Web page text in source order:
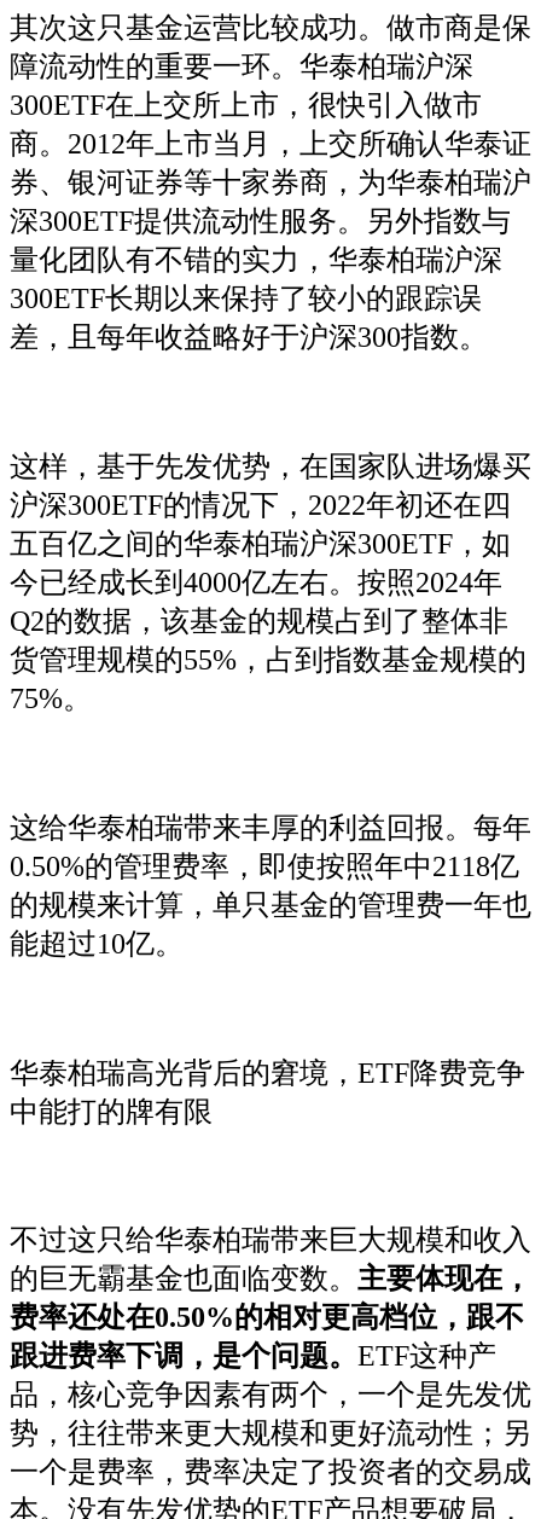
其次这只基金运营比较成功。做市商是保
障流动性的重要一环。华泰柏瑞沪深
300ETF在上交所上市，很快引入做市
商。2012年上市当月，上交所确认华泰证
券、银河证券等十家券商，为华泰柏瑞沪
深300ETF提供流动性服务。另外指数与
量化团队有不错的实力，华泰柏瑞沪深
300ETF长期以来保持了较小的跟踪误
差，且每年收益略好于沪深300指数。
这样，基于先发优势，在国家队进场爆买
沪深300ETF的情况下，2022年初还在四
五百亿之间的华泰柏瑞沪深300ETF，如
今已经成长到4000亿左右。按照2024年
Q2的数据，该基金的规模占到了整体非
货管理规模的55%，占到指数基金规模的
75%。
这给华泰柏瑞带来丰厚的利益回报。每年
0.50%的管理费率，即使按照年中2118亿
的规模来计算，单只基金的管理费一年也
能超过10亿。
华泰柏瑞高光背后的窘境，ETF降费竞争
中能打的牌有限
不过这只给华泰柏瑞带来巨大规模和收入
的巨无霸基金也面临变数。 主要体现在，
费率还处在0.50%的相对更高档位，跟不
跟进费率下调，是个问题。 ETF这种产
品，核心竞争因素有两个，一个是先发优
势，往往带来更大规模和更好流动性；另
一个是费率，费率决定了投资者的交易成
本。没有先发优势的ETF产品想要破局，